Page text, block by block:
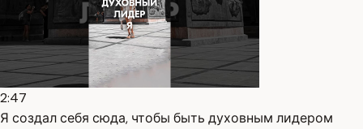
2:47
Я создал себя сюда, чтобы быть духовным лидером